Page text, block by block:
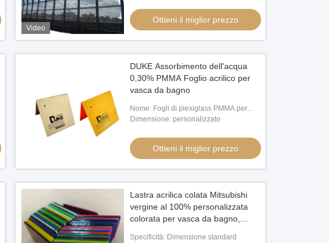
Video
Ottieni il miglior prezzo
DUKE Assorbimento dell'acqua
0,30% PMMA Foglio acrilico per
vasca da bagno
Nome: Fogli di plexiglass PMMA per
vasca da bagno
Dimensione: personalizzato
Ottieni il miglior prezzo
Lastra acrilica colata Mitsubishi
vergine al 100% personalizzata
colorata per vasca da bagno,
Specificità: Dimensione standard